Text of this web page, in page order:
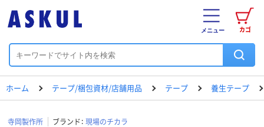
カゴ
メニュー
ホーム テープ/梱包資材/店舗用品 テープ 養生テープ
寺岡製作所 ブランド： 現場のチカラ